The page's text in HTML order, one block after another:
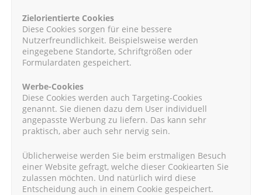
Zielorientierte Cookies
Diese Cookies sorgen für eine bessere
Nutzerfreundlichkeit. Beispielsweise werden
eingegebene Standorte, Schriftgrößen oder
Formulardaten gespeichert.
Werbe-Cookies
Diese Cookies werden auch Targeting-Cookies
genannt. Sie dienen dazu dem User individuell
angepasste Werbung zu liefern. Das kann sehr
praktisch, aber auch sehr nervig sein.
Üblicherweise werden Sie beim erstmaligen Besuch
einer Website gefragt, welche dieser Cookiearten Sie
zulassen möchten. Und natürlich wird diese
Entscheidung auch in einem Cookie gespeichert.